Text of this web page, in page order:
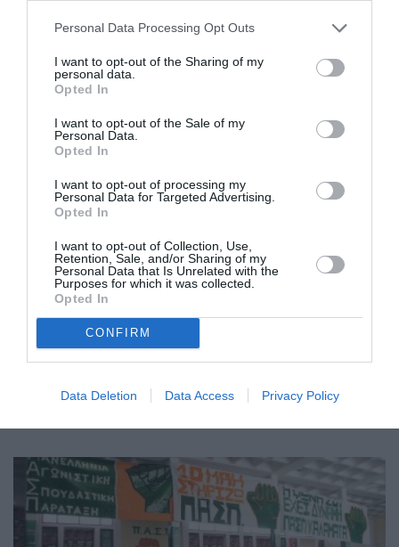
Personal Data Processing Opt Outs
I want to opt-out of the Sharing of my
personal data.
Opted In
I want to opt-out of the Sale of my
Personal Data.
Opted In
I want to opt-out of processing my
Personal Data for Targeted Advertising.
Opted In
I want to opt-out of Collection, Use,
Retention, Sale, and/or Sharing of my
Personal Data that Is Unrelated with the
Purposes for which it was collected.
Opted In
CONFIRM
Data Deletion Data Access Privacy Policy
Πανσπουδαστικής για ξυλοδαρμό
εκπροσώπου Φοιτητικού Συλλόγου
25/10/2024 11:58
Σε καταγγελία για ξυλοδαρμό εκπροσώπου
Φοιτητικού Συλλόγου προέβησαν οι εκλεγμένοι με
την Πανσπουδαστική Κ.Σ. στους Φοιτητικούς